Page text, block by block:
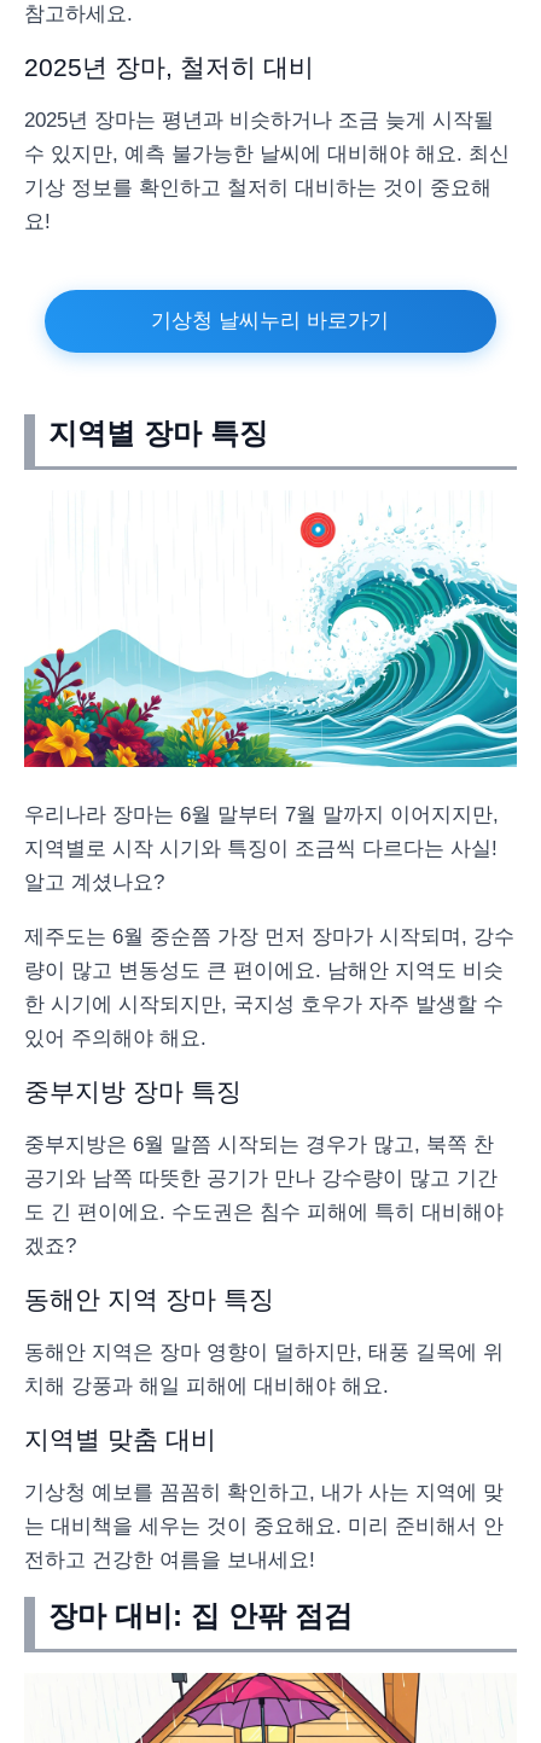
참고하세요.
2025년 장마, 철저히 대비
2025년 장마는 평년과 비슷하거나 조금 늦게 시작될
수 있지만, 예측 불가능한 날씨에 대비해야 해요. 최신
기상 정보를 확인하고 철저히 대비하는 것이 중요해
요!
기상청 날씨누리 바로가기
지역별 장마 특징
우리나라 장마는 6월 말부터 7월 말까지 이어지지만,
지역별로 시작 시기와 특징이 조금씩 다르다는 사실!
알고 계셨나요?
제주도는 6월 중순쯤 가장 먼저 장마가 시작되며, 강수
량이 많고 변동성도 큰 편이에요. 남해안 지역도 비슷
한 시기에 시작되지만, 국지성 호우가 자주 발생할 수
있어 주의해야 해요.
중부지방 장마 특징
중부지방은 6월 말쯤 시작되는 경우가 많고, 북쪽 찬
공기와 남쪽 따뜻한 공기가 만나 강수량이 많고 기간
도 긴 편이에요. 수도권은 침수 피해에 특히 대비해야
겠죠?
동해안 지역 장마 특징
동해안 지역은 장마 영향이 덜하지만, 태풍 길목에 위
치해 강풍과 해일 피해에 대비해야 해요.
지역별 맞춤 대비
기상청 예보를 꼼꼼히 확인하고, 내가 사는 지역에 맞
는 대비책을 세우는 것이 중요해요. 미리 준비해서 안
전하고 건강한 여름을 보내세요!
장마 대비: 집 안팎 점검